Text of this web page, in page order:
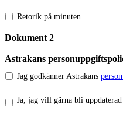
Retorik på minuten
Dokument 2
Astrakans
Jag godkänner Astrakans
Nyhetsbrev
Ja, jag vill gärna bli